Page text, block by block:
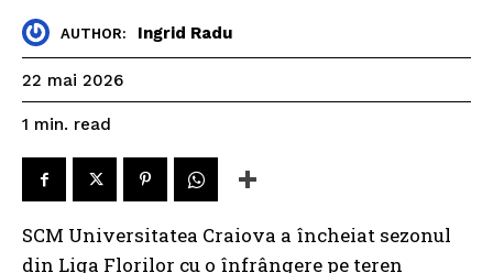
AUTHOR: Ingrid Radu
22 mai 2026
1 min. read
SCM Universitatea Craiova a încheiat sezonul
din Liga Florilor cu o înfrângere pe teren